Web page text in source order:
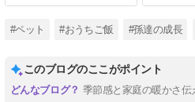
#ペット #おうちご飯 #孫達の成長
このブログのここがポイント
季節感と家庭の暖かさ伝